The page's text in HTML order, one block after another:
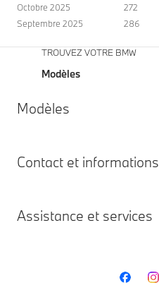
Octobre 2025
272
Septembre 2025
286
TROUVEZ VOTRE BMW
Modèles
Modèles
Tous les modèles
Hybrides Rechargeables
Contact et informations
Demander une Offre
Assistance et services